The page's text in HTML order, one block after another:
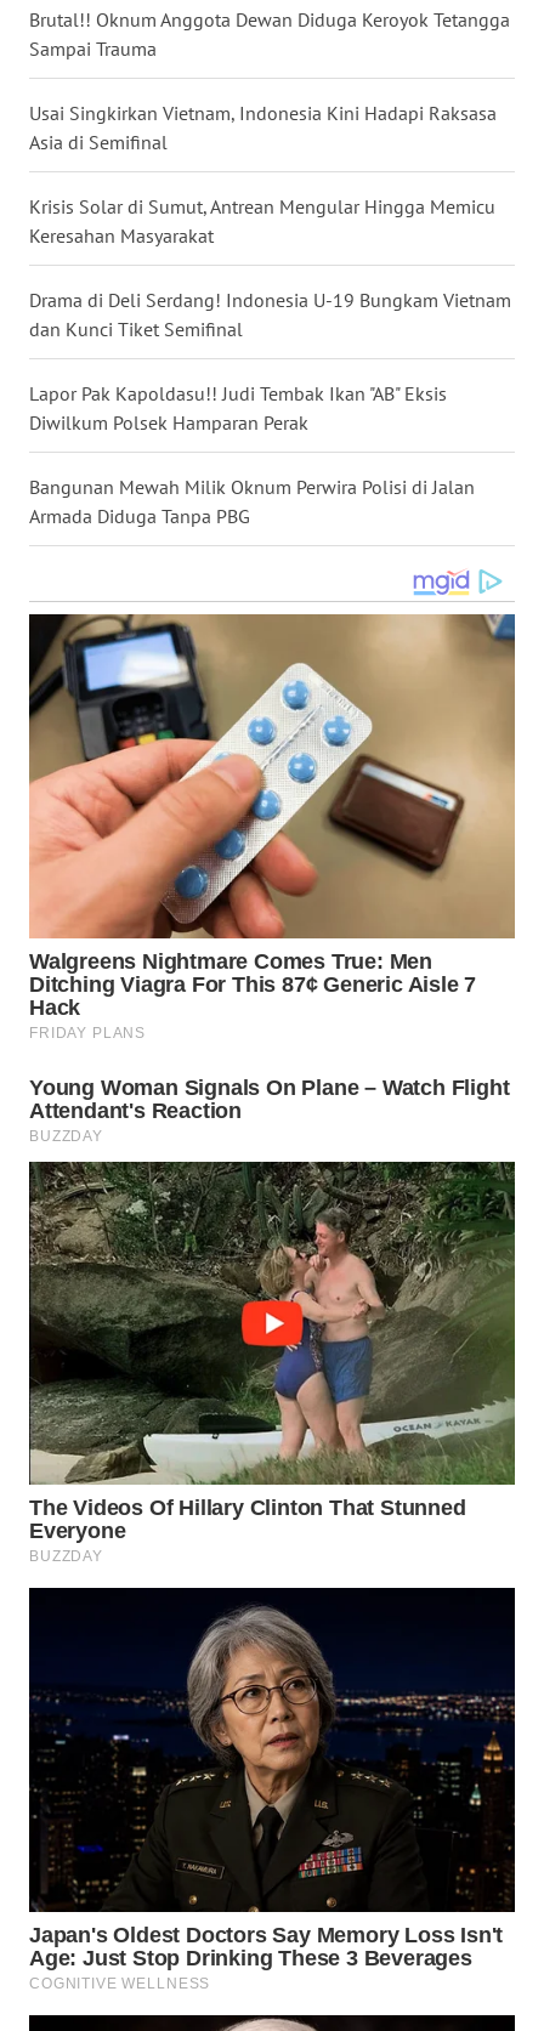
Brutal!! Oknum Anggota Dewan Diduga Keroyok Tetangga
Sampai Trauma
Usai Singkirkan Vietnam, Indonesia Kini Hadapi Raksasa
Asia di Semifinal
Krisis Solar di Sumut, Antrean Mengular Hingga Memicu
Keresahan Masyarakat
Drama di Deli Serdang! Indonesia U-19 Bungkam Vietnam
dan Kunci Tiket Semifinal
Lapor Pak Kapoldasu!! Judi Tembak Ikan "AB" Eksis
Diwilkum Polsek Hamparan Perak
Bangunan Mewah Milik Oknum Perwira Polisi di Jalan
Armada Diduga Tanpa PBG
WN
NUSANTARA
WN
JOGJA
WN
JATIM
WN
BALI
WN
KALBAR
WN
KALTENG
WN
KALSEL
WN
KALTIM
WN
SULSEL
WN
GORONTALO
WN
SULUT
WN
MALUKU
WN
MALUT
WN
DAIRI
WN
DANAU
TOBA
NIAS
WN
TAPANULI
SELATAN
WN
TANJUNG
LESUNG
WN
KARO
WN
SIMALUNGUN